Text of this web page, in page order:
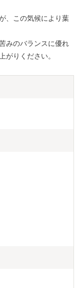
、この気候により葉
みのバランスに優れ
がりください。